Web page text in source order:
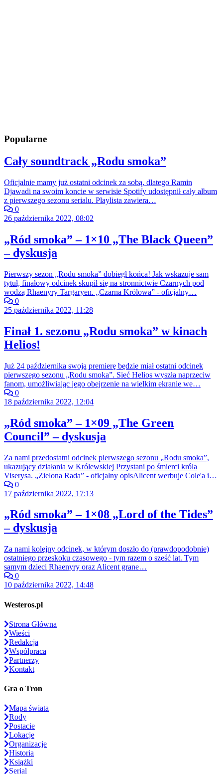
Popularne
Cały soundtrack „Rodu smoka”
Oficjalnie mamy już ostatni odcinek za sobą, dlatego Ramin
Djawadi na swoim koncie w serwisie Spotify udostępnił cały album
z pierwszego sezonu serialu. Playlista zawiera…
0
26 października 2022, 08:02
„Ród smoka” – 1×10 „The Black Queen”
– dyskusja
Pierwszy sezon „Rodu smoka” dobiegł końca! Jak wskazuje sam
tytuł, finałowy odcinek skupił się na stronnictwie Czarnych pod
wodzą Rhaenyry Targaryen. „Czarna Królowa” - oficjalny…
0
25 października 2022, 11:28
Finał 1. sezonu „Rodu smoka” w kinach
Helios!
Już 24 października swoją premierę będzie miał ostatni odcinek
pierwszego sezonu „Rodu smoka”. Sieć Helios wyszła naprzeciw
fanom, umożliwiając jego obejrzenie na wielkim ekranie we…
0
18 października 2022, 12:04
„Ród smoka” – 1×09 „The Green
Council” – dyskusja
Za nami przedostatni odcinek pierwszego sezonu „Rodu smoka”,
ukazujący działania w Królewskiej Przystani po śmierci króla
Viserysa. „Zielona Rada” - oficjalny opisAlicent werbuje Cole'a i…
0
17 października 2022, 17:13
„Ród smoka” – 1×08 „Lord of the Tides”
– dyskusja
Za nami kolejny odcinek, w którym doszło do (prawdopodobnie)
ostatniego przeskoku czasowego - tym razem o sześć lat. Tym
samym dzieci Rhaenyry oraz Alicent grane…
0
10 października 2022, 14:48
Westeros.pl
Strona Główna
Wieści
Redakcja
Współpraca
Partnerzy
Kontakt
Gra o Tron
Mapa świata
Rody
Postacie
Lokacje
Organizacje
Historia
Książki
Serial